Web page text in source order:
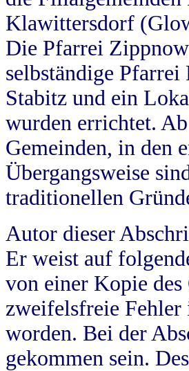
Klawittersdorf
Die Pfarrei
selbständige
Stabitz und ein
wurden errichtet.
Gemeinden, in den
Übergangsweise
traditionellen
Autor dieser
Er weist auf
von einer Kopie
zweifelsfreie
worden. Bei der
gekommen sein.